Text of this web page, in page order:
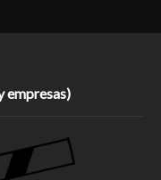
empresas)